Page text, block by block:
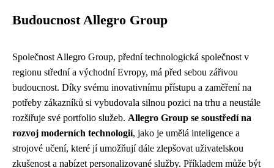
Budoucnost Allegro Group
Společnost Allegro Group, přední technologická společnost v
regionu střední a východní Evropy, má před sebou zářivou
budoucnost. Díky svému inovativnímu přístupu a zaměření na
potřeby zákazníků si vybudovala silnou pozici na trhu a neustále
rozšiřuje své portfolio služeb. Allegro Group se soustředí na
rozvoj moderních technologií, jako je umělá inteligence a
strojové učení, které jí umožňují dále zlepšovat uživatelskou
zkušenost a nabízet personalizované služby. Příkladem může být